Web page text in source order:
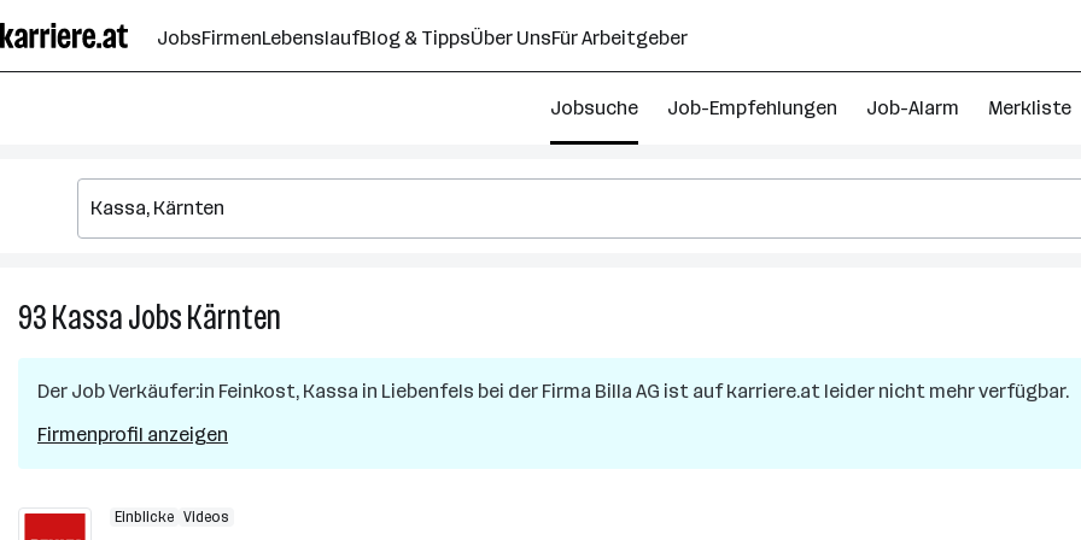
Seiteninhalt
springen
JobsFirmenLebenslaufBlog & TippsÜber UnsFür Arbeitgeber
Jobsuche Job-Empfehlungen Job-Alarm Merkliste
93KassaJobsKärnten
in
Der JobVerkäufer:in Feinkost, Kassa in Liebenfels bei der Firma Billa AG ist auf karriere.at leider nicht mehr verfügbar.
Firmenprofil anzeigen
Einblicke Videos